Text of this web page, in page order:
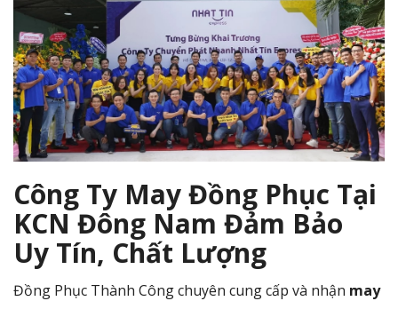
Công Ty May Đồng Phục Tại
KCN Đông Nam Đảm Bảo
Uy Tín, Chất Lượng
Đồng Phục Thành Công chuyên cung cấp và nhận may